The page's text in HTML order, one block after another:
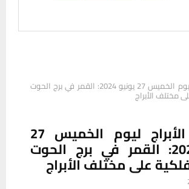
توقعات الأبراج ليوم الخميس 27 يونيو 2024: القمر في برج الحوت
مختلف الأبراج
توقعات الأبراج ليوم الخميس 27
يونيو 2024: القمر في برج الحوت
على مختلف الأبراج